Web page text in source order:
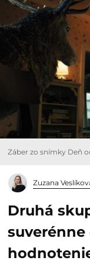
Záber zo snímky Deň
Zuzana
Druhá
suverénne